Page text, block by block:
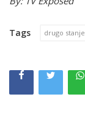
Tags drugo stanje